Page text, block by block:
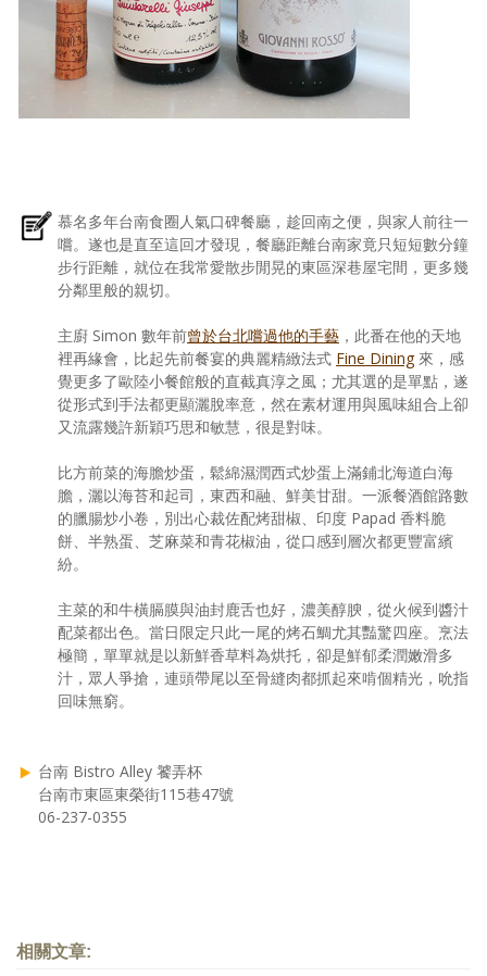
慕名多年台南食圈人氣口碑餐廳，趁回南之便，與家人前往一
嚐。遂也是直至這回才發現，餐廳距離台南家竟只短短數分鐘
步行距離，就位在我常愛散步閒晃的東區深巷屋宅間，更多幾
分鄰里般的親切。
主廚 Simon 數年前曾於台北嚐過他的手藝 ，此番在他的天地
裡再緣會，比起先前餐宴的典麗精緻法式 Fine Dining來，感
覺更多了歐陸小餐館般的直截真淳之風；尤其選的是單點，遂
從形式到手法都更顯灑脫率意，然在素材運用與風味組合上卻
又流露幾許新穎巧思和敏慧，很是對味。
比方前菜的海膽炒蛋，鬆綿濕潤西式炒蛋上滿鋪北海道白海
膽，灑以海苔和起司，東西和融、鮮美甘甜。一派餐酒館路數
的臘腸炒小卷，別出心裁佐配烤甜椒、印度 Papad 香料脆
餅、半熟蛋、芝麻菜和青花椒油，從口感到層次都更豐富繽
紛。
主菜的和牛橫膈膜與油封鹿舌也好，濃美醇腴，從火候到醬汁
配菜都出色。當日限定只此一尾的烤石鯛尤其豔驚四座。烹法
極簡，單單就是以新鮮香草料為烘托，卻是鮮郁柔潤嫩滑多
汁，眾人爭搶，連頭帶尾以至骨縫肉都抓起來啃個精光，吮指
回味無窮。
台南 Bistro Alley 饕弄杯
台南市東區東榮街115巷47號
06-237-0355
相關文章: